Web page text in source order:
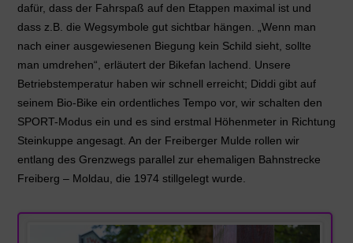
dafür, dass der Fahrspaß auf den Etappen maximal ist und
dass z.B. die Wegsymbole gut sichtbar hängen. „Wenn man
nach einer ausgewiesenen Biegung kein Schild sieht, sollte
man umdrehen“, erläutert der Bikefan lachend. Unsere
Betriebstemperatur haben wir schnell erreicht; Diddi gibt auf
seinem Bio-Bike ein ordentliches Tempo vor, wir schalten den
SPORT-Modus ein und es sind erstmal Höhenmeter in Richtung
Steinkuppe angesagt. An der Freiberger Mulde rollen wir
entlang des Grenzwegs parallel zur ehemaligen Bahnstrecke
Freiberg – Moldau, die 1974 stillgelegt wurde.